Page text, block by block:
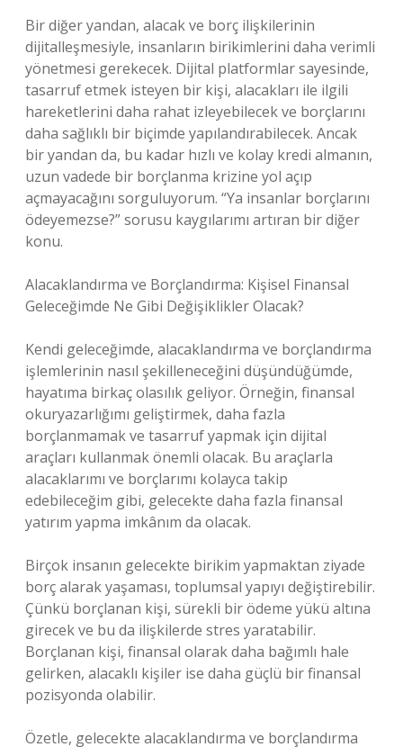
Bir diğer yandan, alacak ve borç ilişkilerinin
dijitalleşmesiyle, insanların birikimlerini daha verimli
yönetmesi gerekecek. Dijital platformlar sayesinde,
tasarruf etmek isteyen bir kişi, alacakları ile ilgili
hareketlerini daha rahat izleyebilecek ve borçlarını
daha sağlıklı bir biçimde yapılandırabilecek. Ancak
bir yandan da, bu kadar hızlı ve kolay kredi almanın,
uzun vadede bir borçlanma krizine yol açıp
açmayacağını sorguluyorum. “Ya insanlar borçlarını
ödeyemezse?” sorusu kaygılarımı artıran bir diğer
konu.
Alacaklandırma ve Borçlandırma: Kişisel Finansal
Geleceğimde Ne Gibi Değişiklikler Olacak?
Kendi geleceğimde, alacaklandırma ve borçlandırma
işlemlerinin nasıl şekilleneceğini düşündüğümde,
hayatıma birkaç olasılık geliyor. Örneğin, finansal
okuryazarlığımı geliştirmek, daha fazla
borçlanmamak ve tasarruf yapmak için dijital
araçları kullanmak önemli olacak. Bu araçlarla
alacaklarımı ve borçlarımı kolayca takip
edebileceğim gibi, gelecekte daha fazla finansal
yatırım yapma imkânım da olacak.
Birçok insanın gelecekte birikim yapmaktan ziyade
borç alarak yaşaması, toplumsal yapıyı değiştirebilir.
Çünkü borçlanan kişi, sürekli bir ödeme yükü altına
girecek ve bu da ilişkilerde stres yaratabilir.
Borçlanan kişi, finansal olarak daha bağımlı hale
gelirken, alacaklı kişiler ise daha güçlü bir finansal
pozisyonda olabilir.
Özetle, gelecekte alacaklandırma ve borçlandırma